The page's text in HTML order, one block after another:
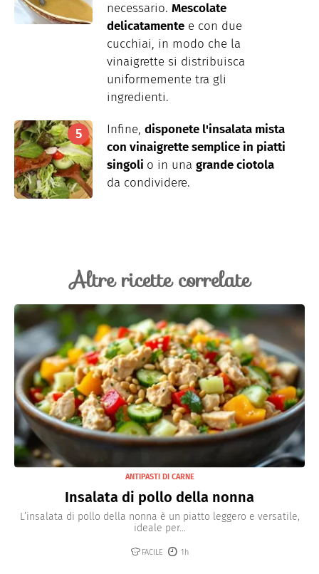
necessario. Mescolate
delicatamente e con due
cucchiai, in modo che la
vinaigrette si distribuisca
uniformemente tra gli
ingredienti.
Infine, disponete l'insalata mista
con vinaigrette semplice in piatti
singoli o in una grande ciotola
da condividere.
Altre ricette correlate
ANTIPASTI DI CARNE
Insalata di pollo della nonna
L’insalata di pollo della nonna è un piatto leggero e versatile,
ideale per...
FACILE 1h